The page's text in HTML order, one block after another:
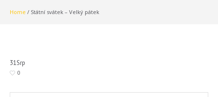
Home / Státní svátek – Velký pátek
31Srp
0